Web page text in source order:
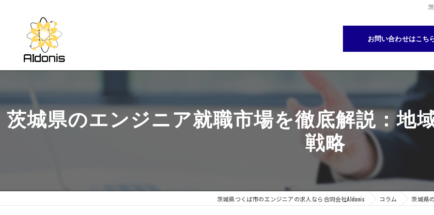
お問い合わせはこち
茨城県のエンジニア就職市場を徹底解説：地
戦略
茨城県つくば市のエンジニアの求人なら合同会社AIdonis コラム 茨城県